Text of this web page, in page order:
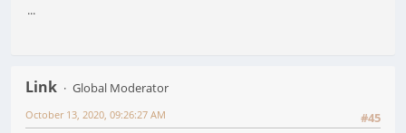
...
Link
Global Moderator
#45
October 13, 2020, 09:26:27 AM